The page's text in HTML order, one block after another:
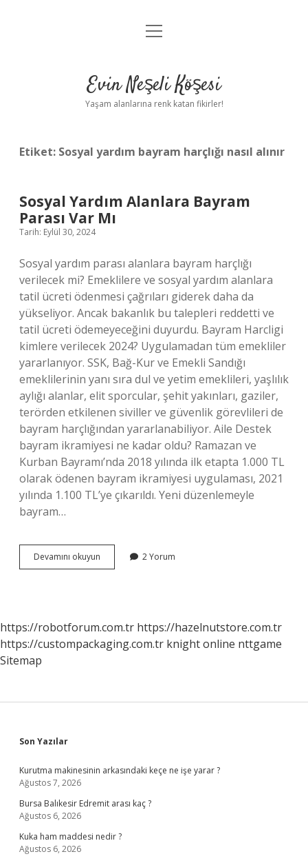
Anasayfa
Yasal Uyarı
menüyü
Evin Neşeli Köşesi
Yaşam alanlarına renk katan fikirler!
Etiket: Sosyal yardım bayram harçlığı nasıl alınır
Sosyal Yardım Alanlara Bayram
Parası Var Mı
Tarih: Eylül 30, 2024
Sosyal yardım parası alanlara bayram harçlığı
verilecek mi? Emeklilere ve sosyal yardım alanlara
tatil ücreti ödenmesi çağrıları giderek daha da
yükseliyor. Ancak bakanlık bu talepleri reddetti ve
tatil ücreti ödemeyeceğini duyurdu. Bayram Harcligi
kimlere verilecek 2024? Uygulamadan tüm emekliler
yararlanıyor. SSK, Bağ-Kur ve Emekli Sandığı
emeklilerinin yanı sıra dul ve yetim emeklileri, yaşlılık
aylığı alanlar, elit sporcular, şehit yakınları, gaziler,
terörden etkilenen siviller ve güvenlik görevlileri de
bayram harçlığından yararlanabiliyor. Aile Destek
bayram ikramiyesi ne kadar oldu? Ramazan ve
Kurban Bayramı’nda 2018 yılında ilk etapta 1.000 TL
olarak ödenen bayram ikramiyesi uygulaması, 2021
yılında 1.100 TL’ye çıkarıldı. Yeni düzenlemeyle
bayram…
Devamını okuyun
Yardım
Mı
2 Yorum
https://robotforum.com.tr https://hazelnutstore.com.tr
https://custompackaging.com.tr knight online nttgame
Sitemap
Sidebar
Son Yazılar
Kurutma makinesinin arkasındaki keçe ne işe yarar ?
Ağustos 7, 2026
Bursa Balıkesir Edremit arası kaç ?
Ağustos 6, 2026
Kuka ham maddesi nedir ?
Ağustos 6, 2026